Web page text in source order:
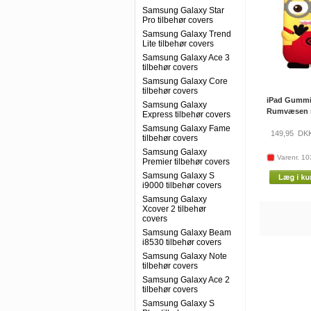
Samsung Galaxy Star
Pro tilbehør covers
Samsung Galaxy Trend
Lite tilbehør covers
Samsung Galaxy Ace 3
tilbehør covers
Samsung Galaxy Core
tilbehør covers
Samsung Galaxy
Express tilbehør covers
Samsung Galaxy Fame
tilbehør covers
Samsung Galaxy
Premier tilbehør covers
Samsung Galaxy S
i9000 tilbehør covers
Samsung Galaxy
Xcover 2 tilbehør
covers
Samsung Galaxy Beam
i8530 tilbehør covers
Samsung Galaxy Note
tilbehør covers
Samsung Galaxy Ace 2
tilbehør covers
Samsung Galaxy S
iPad
Rumvæsen
149,95
Varenr.